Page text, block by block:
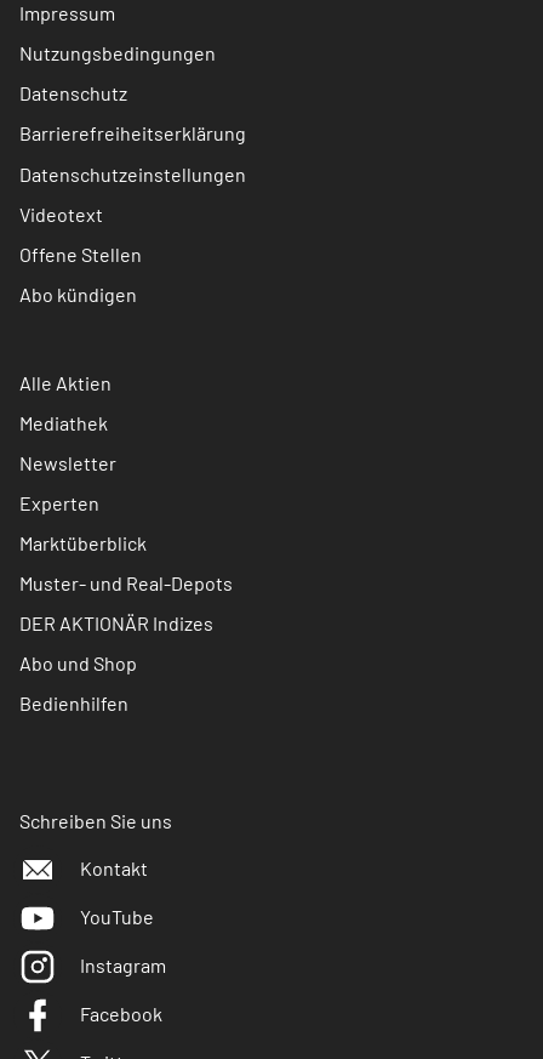
Impressum
Nutzungsbedingungen
Datenschutz
Barrierefreiheitserklärung
Datenschutzeinstellungen
Videotext
Offene Stellen
Abo kündigen
Alle Aktien
Mediathek
Newsletter
Experten
Marktüberblick
Muster- und Real-Depots
DER AKTIONÄR Indizes
Abo und Shop
Bedienhilfen
Schreiben Sie uns
Kontakt
YouTube
Instagram
Facebook